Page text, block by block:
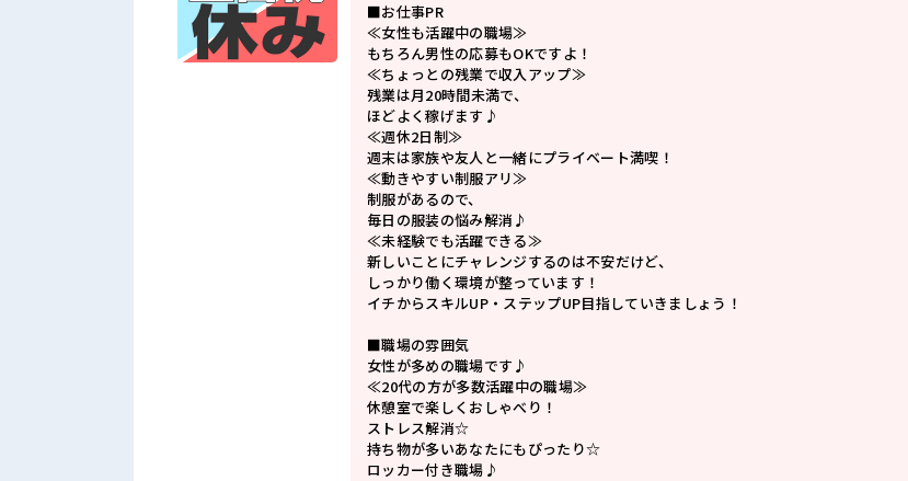
■お仕事PR
≪女性も活躍中の職場≫
もちろん男性の応募もOKですよ！
≪ちょっとの残業で収入アップ≫
残業は月20時間未満で、
ほどよく稼げます♪
≪週休2日制≫
週末は家族や友人と一緒にプライベート満喫！
≪動きやすい制服アリ≫
制服があるので、
毎日の服装の悩み解消♪
≪未経験でも活躍できる≫
新しいことにチャレンジするのは不安だけど、
しっかり働く環境が整っています！
イチからスキルUP・ステップUP目指していきましょう！
■職場の雰囲気
女性が多めの職場です♪
≪20代の方が多数活躍中の職場≫
休憩室で楽しくおしゃべり！
ストレス解消☆
持ち物が多いあなたにもぴったり☆
ロッカー付き職場♪